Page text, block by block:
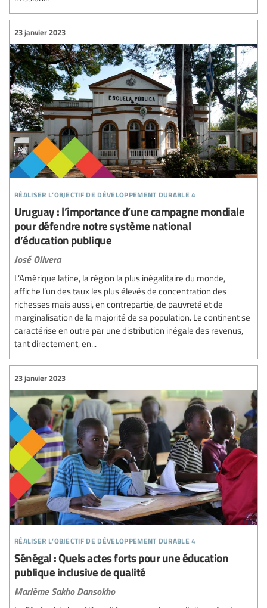
réaliser l’objectif de développement durable 4
23 janvier 2023
Uruguay : l’importance d’une campagne mondiale
pour défendre notre système national
d’éducation publique
José Olivera
L’Amérique latine, la région la plus inégalitaire du monde,
affiche l’un des taux les plus élevés de concentration des
richesses mais aussi, en contrepartie, de pauvreté et de
marginalisation de la majorité de sa population. Le continent se
caractérise en outre par une distribution inégale des revenus,
tant directement, en...
réaliser l’objectif de développement durable 4
23 janvier 2023
Sénégal : Quels actes forts pour une éducation
publique inclusive de qualité
Marième Sakho Dansokho